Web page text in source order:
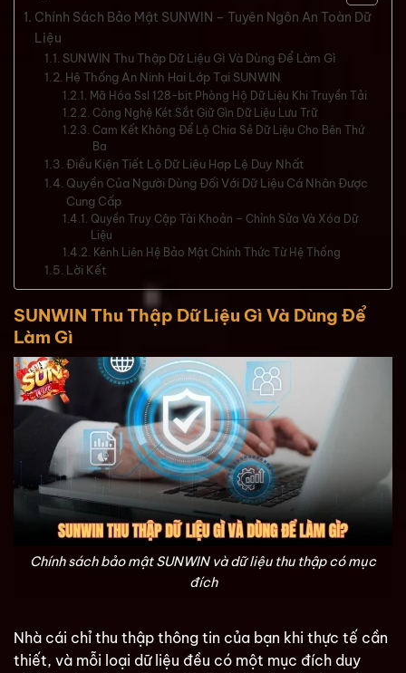
Chính Sách Bảo Mật SUNWIN – Tuyên Ngôn An Toàn Dữ
Liệu
SUNWIN Thu Thập Dữ Liệu Gì Và Dùng Để Làm Gì
Hệ Thống An Ninh Hai Lớp Tại SUNWIN
Mã Hóa Ssl 128-bit Phòng Hộ Dữ Liệu Khi Truyền Tải
Công Nghệ Két Sắt Giữ Gìn Dữ Liệu Lưu Trữ
Cam Kết Không Để Lộ Chia Sẻ Dữ Liệu Cho Bên Thứ
Ba
Điều Kiện Tiết Lộ Dữ Liệu Hợp Lệ Duy Nhất
Quyền Của Người Dùng Đối Với Dữ Liệu Cá Nhân Được
Cung Cấp
Quyền Truy Cập Tài Khoản – Chỉnh Sửa Và Xóa Dữ
Liệu
Kênh Liên Hệ Bảo Mật Chính Thức Từ Hệ Thống
Lời Kết
SUNWIN Thu Thập Dữ Liệu Gì Và Dùng Để
Làm Gì
Chính sách bảo mật SUNWIN và dữ liệu thu thập có mục
đích
Nhà cái chỉ thu thập thông tin của bạn khi thực tế cần
thiết, và mỗi loại dữ liệu đều có một mục đích duy